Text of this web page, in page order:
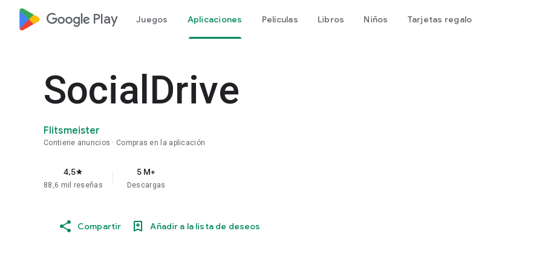
google_logo Play Juegos Aplicaciones Películas Libros Niños Tarjetas regalo
SocialDrive
Flitsmeister
Contiene anuncios Compras en la aplicación
4,5star
88,6 mil reseñas
5 M+
Descargas
Compartir Añadir a la lista de deseos